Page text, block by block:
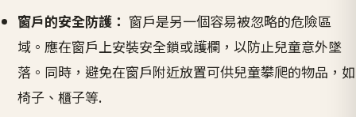
窗戶的安全防護： 窗戶是另一個容易被忽略的危險區
域。應在窗戶上安裝安全鎖或護欄，以防止兒童意外墜
落。同時，避免在窗戶附近放置可供兒童攀爬的物品，如
椅子、櫃子等.